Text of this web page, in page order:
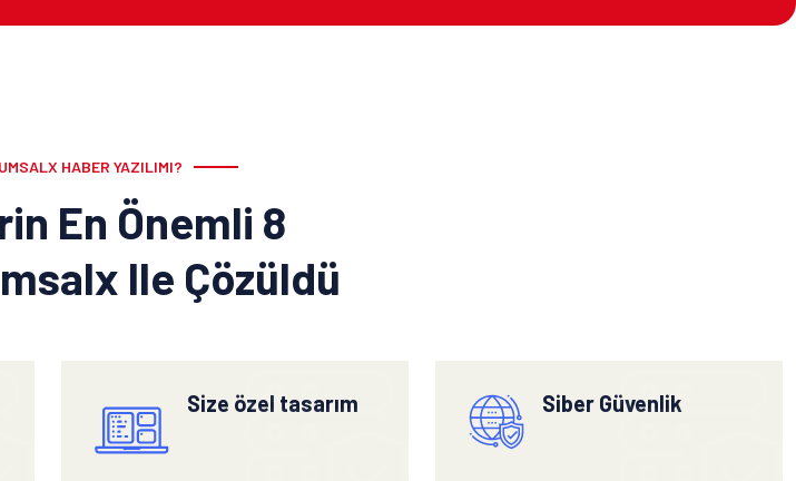
HABER YAZILIMI?
En Önemli 8
Ile Çözüldü
Size özel tasarım Siber Güvenlik